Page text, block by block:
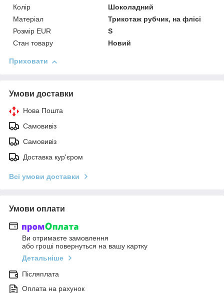
Колір
Шоколадний
Матеріал
Трикотаж рубчик, на флісі
Розмір EUR
S
Стан товару
Новий
Приховати
Умови доставки
Нова Пошта
Самовивіз
Самовивіз
Доставка кур'єром
Всі умови доставки
Умови оплати
Ви отримаєте замовлення
або гроші повернуться на вашу картку
Детальніше
Післяплата
Оплата на рахунок